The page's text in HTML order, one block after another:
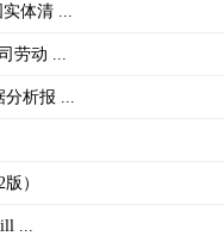
体清 ...
劳动 ...
析报 ...
）
...